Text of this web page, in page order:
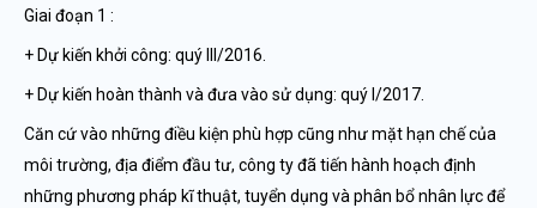
Giai đoạn 1 :
+ Dự kiến khởi công: quý III/2016.
+ Dự kiến hoàn thành và đưa vào sử dụng: quý I/2017.
Căn cứ vào những điều kiện phù hợp cũng như mặt hạn chế của
môi trường, địa điểm đầu tư, công ty đã tiến hành hoạch định
những phương pháp kĩ thuật, tuyển dụng và phân bổ nhân lực để